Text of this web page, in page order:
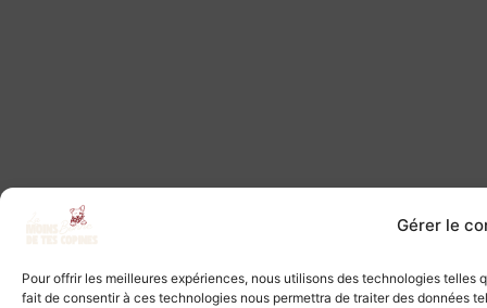
Gérer le
Pour offrir les meilleures expériences, nous utilisons des technologies
fait de consentir à ces technologies nous permettra de traiter des données